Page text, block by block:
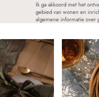
Ik ga akkoord met het
gebied van wonen en
algemene informatie over